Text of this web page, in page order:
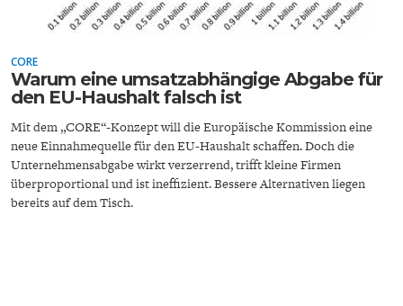
INDUSTRIEPOLITIK
ENERGIE & UMWELT
CORE
Warum eine umsatzabhängige Abgabe für
den EU-Haushalt falsch ist
Mit dem „CORE“-Konzept will die Europäische Kommission eine
neue Einnahmequelle für den EU-Haushalt schaffen. Doch die
Unternehmensabgabe wirkt verzerrend, trifft kleine Firmen
überproportional und ist ineffizient. Bessere Alternativen liegen
bereits auf dem Tisch.